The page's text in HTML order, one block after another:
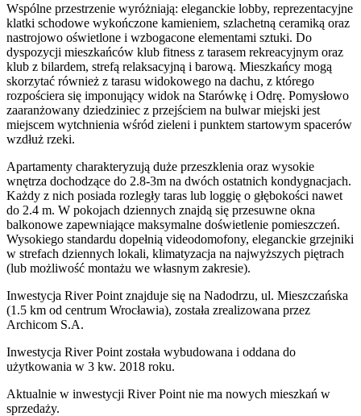
Wspólne przestrzenie wyróżniają: eleganckie lobby, reprezentacyjne
klatki schodowe wykończone kamieniem, szlachetną ceramiką oraz
nastrojowo oświetlone i wzbogacone elementami sztuki. Do
dyspozycji mieszkańców klub fitness z tarasem rekreacyjnym oraz
klub z bilardem, strefą relaksacyjną i barową. Mieszkańcy mogą
skorzytać również z tarasu widokowego na dachu, z którego
rozpościera się imponujący widok na Starówkę i Odrę. Pomysłowo
zaaranżowany dziedziniec z przejściem na bulwar miejski jest
miejscem wytchnienia wśród zieleni i punktem startowym spacerów
wzdłuż rzeki.
Apartamenty charakteryzują duże przeszklenia oraz wysokie
wnętrza dochodzące do 2.8-3m na dwóch ostatnich kondygnacjach.
Każdy z nich posiada rozległy taras lub loggię o głębokości nawet
do 2.4 m. W pokojach dziennych znajdą się przesuwne okna
balkonowe zapewniające maksymalne doświetlenie pomieszczeń.
Wysokiego standardu dopełnią videodomofony, eleganckie grzejniki
w strefach dziennych lokali, klimatyzacja na najwyższych piętrach
(lub możliwość montażu we własnym zakresie).
Inwestycja River Point znajduje się na Nadodrzu, ul. Mieszczańska
(1.5 km od centrum Wrocławia), została zrealizowana przez
Archicom S.A.
Inwestycja River Point została wybudowana i oddana do
użytkowania w 3 kw. 2018 roku.
Aktualnie w inwestycji River Point nie ma nowych mieszkań w
sprzedaży.